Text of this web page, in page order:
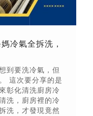
冷氣全拆洗，
到要洗冷氣，但
這次要分享的是
彰化清洗廚房冷
洗，廚房裡的冷
洗，才發現竟然